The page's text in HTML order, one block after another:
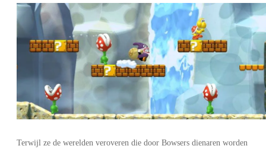
Terwijl ze de werelden veroveren die door Bowsers dienaren worden